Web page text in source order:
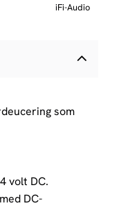
iFi-Audio
som
volt DC.
DC-